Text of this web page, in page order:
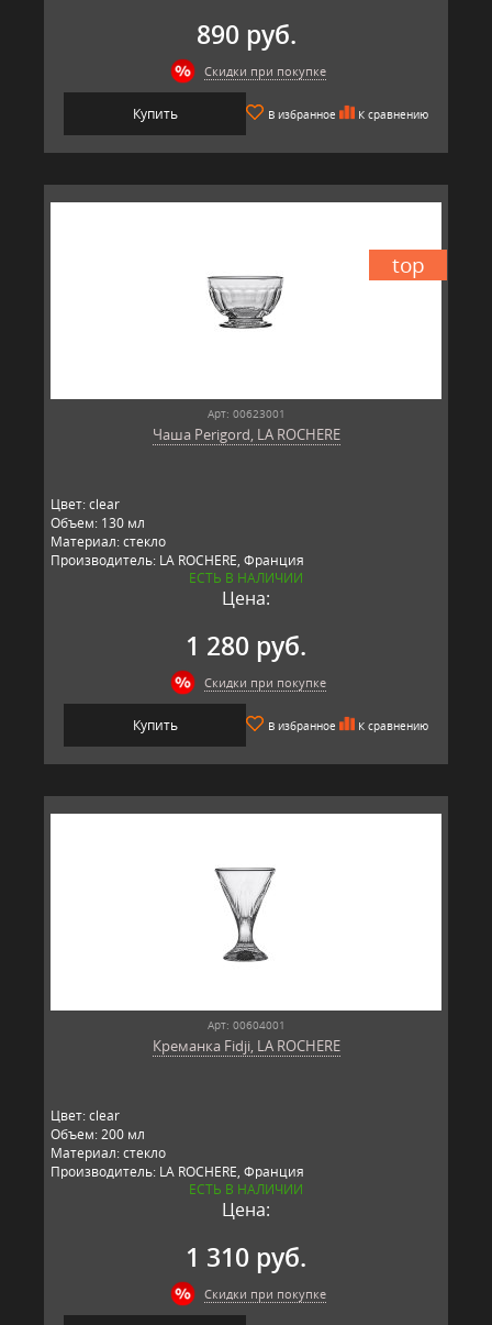
890 руб.
Скидки при покупке
Купить В избранное К сравнению
top
Арт: 00623001
Чаша Perigord, LA ROCHERE
Цвет: clear
Объем: 130 мл
Материал: стекло
Производитель: LA ROCHERE, Франция
ЕСТЬ В НАЛИЧИИ
Цена:
1 280 руб.
Скидки при покупке
Купить В избранное К сравнению
Арт: 00604001
Креманка Fidji, LA ROCHERE
Цвет: clear
Объем: 200 мл
Материал: стекло
Производитель: LA ROCHERE, Франция
ЕСТЬ В НАЛИЧИИ
Цена:
1 310 руб.
Скидки при покупке